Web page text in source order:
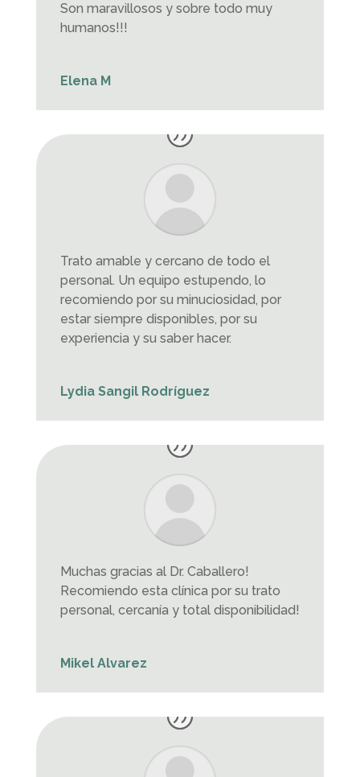
Son maravillosos y sobre todo muy
humanos!!!
Elena M
Trato amable y cercano de todo el
personal. Un equipo estupendo, lo
recomiendo por su minuciosidad, por
estar siempre disponibles, por su
experiencia y su saber hacer.
Lydia Sangil Rodríguez
Muchas gracias al Dr. Caballero!
Recomiendo esta clínica por su trato
personal, cercanía y total disponibilidad!
Mikel Alvarez